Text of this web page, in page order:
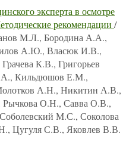
эксперта в осмотре
рекомендации /
М.Л., Бородина А.А.,
А.Ю., Власюк И.В.,
К.В., Григорьев
Кильдюшов Е.М.,
А.Н., Никитин А.В.,
О.Н., Савва О.В.,
М.С., Соколова
Цугуля С.В., Яковлев В.В.